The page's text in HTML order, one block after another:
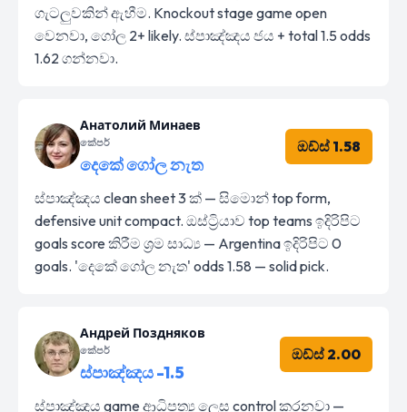
ගැටලුවකින් ඇහීම. Knockout stage game open
වෙනවා, ගෝල 2+ likely. ස්පාඤ්ඤය ජය + total 1.5 odds
1.62 ගන්නවා.
Анатолий Минаев
කේපර්
දෙකේ ගෝල නැත
ඔඩ්ස් 1.58
ස්පාඤ්ඤය clean sheet 3 ක් — සිමොන් top form,
defensive unit compact. ඔස්ට්‍රියාව top teams ඉදිරිපිට
goals score කිරීම ශ්‍රම සාධ්‍ය — Argentina ඉදිරිපිට 0
goals. 'දෙකේ ගෝල නැත' odds 1.58 — solid pick.
Андрей Поздняков
කේපර්
ස්පාඤ්ඤය -1.5
ඔඩ්ස් 2.00
ස්පාඤ්ඤය game ආධිපත්‍ය ලෙස control කරනවා —